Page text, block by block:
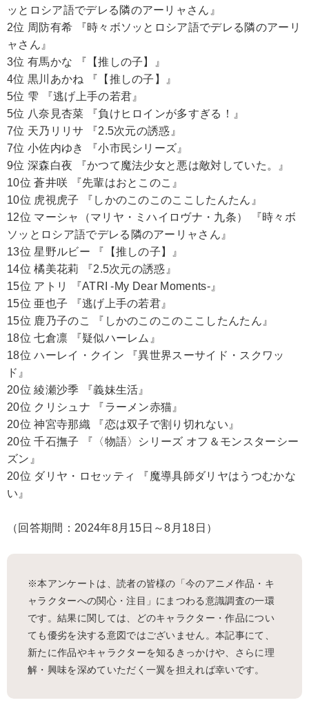
ッとロシア語でデレる隣のアーリャさん』
2位 周防有希 『時々ボソッとロシア語でデレる隣のアーリ
ャさん』
3位 有馬かな 『【推しの子】』
4位 黒川あかね 『【推しの子】』
5位 雫 『逃げ上手の若君』
5位 八奈見杏菜 『負けヒロインが多すぎる！』
7位 天乃リリサ 『2.5次元の誘惑』
7位 小佐内ゆき 『小市民シリーズ』
9位 深森白夜 『かつて魔法少女と悪は敵対していた。』
10位 蒼井咲 『先輩はおとこのこ』
10位 虎視虎子 『しかのこのこのここしたんたん』
12位 マーシャ（マリヤ・ミハイロヴナ・九条） 『時々ボ
ソッとロシア語でデレる隣のアーリャさん』
13位 星野ルビー 『【推しの子】』
14位 橘美花莉 『2.5次元の誘惑』
15位 アトリ 『ATRI -My Dear Moments-』
15位 亜也子 『逃げ上手の若君』
15位 鹿乃子のこ 『しかのこのこのここしたんたん』
18位 七倉凛 『疑似ハーレム』
18位 ハーレイ・クイン 『異世界スーサイド・スクワッ
ド』
20位 綾瀬沙季 『義妹生活』
20位 クリシュナ 『ラーメン赤猫』
20位 神宮寺那織 『恋は双子で割り切れない』
20位 千石撫子 『〈物語〉シリーズ オフ＆モンスターシー
ズン』
20位 ダリヤ・ロセッティ 『魔導具師ダリヤはうつむかな
い』
（回答期間：2024年8月15日～8月18日）
※本アンケートは、読者の皆様の「今のアニメ作品・キ
ャラクターへの関心・注目」にまつわる意識調査の一環
です。結果に関しては、どのキャラクター・作品につい
ても優劣を決する意図ではございません。本記事にて、
新たに作品やキャラクターを知るきっかけや、さらに理
解・興味を深めていただく一翼を担えれば幸いです。